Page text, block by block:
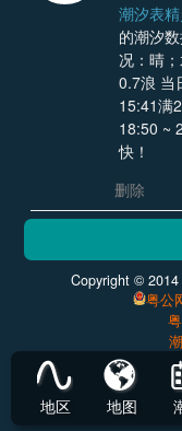
潮汐表
的潮汐
况：晴
0.7浪 当
15:41满
18:50 ~
快！
删除
Copyright © 2014
粤公
地区 地图